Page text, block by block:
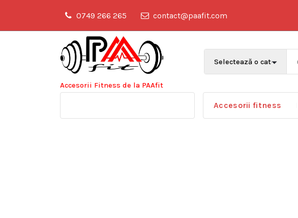
conținut
0749 266 265 contact@paafit.com
Accesorii Fitness de la PAAfit
Accesorii fitness